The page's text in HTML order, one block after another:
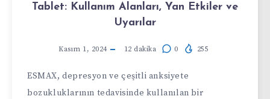
Tablet: Kullanım Alanları, Yan Etkiler ve
Uyarılar
Kasım 1, 2024 12 dakika 0 255
ESMAX, depresyon ve çeşitli anksiyete
bozukluklarının tedavisinde kullanılan bir